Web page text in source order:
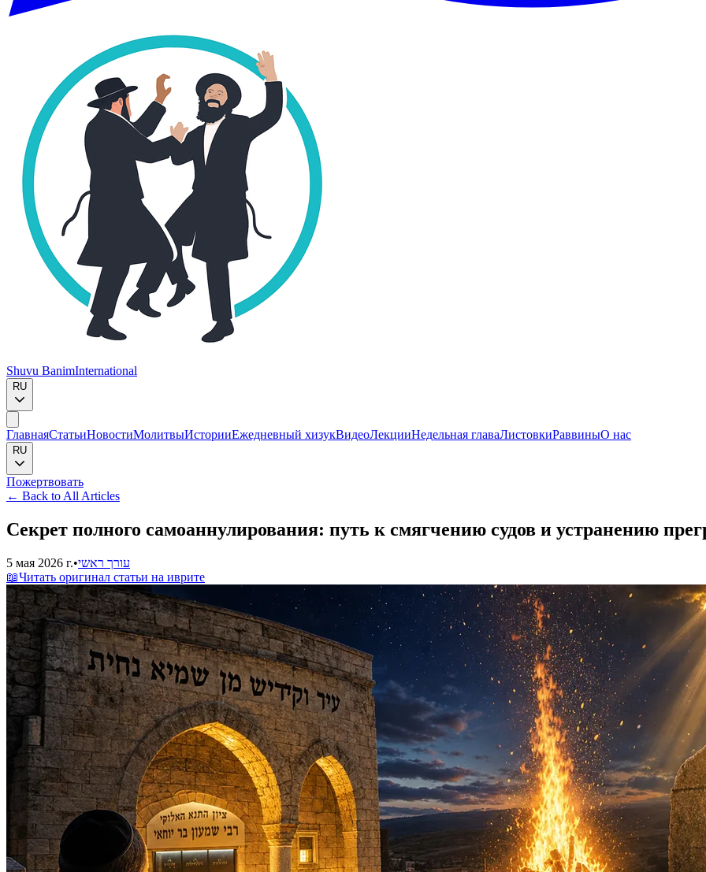
Shuvu BanimInternational
RU
ГлавнаяСтатьиНовостиМолитвыИсторииЕжедневный хизукВидеоЛекцииНедельная главаЛистовкиРаввиныО нас
RU
Пожертвовать
← Back to All Articles
Секрет полного самоаннулирования: путь к смягчению судов и устранению
5 мая 2026 г.•עורך ראשי
📖Читать оригинал статьи на иврите